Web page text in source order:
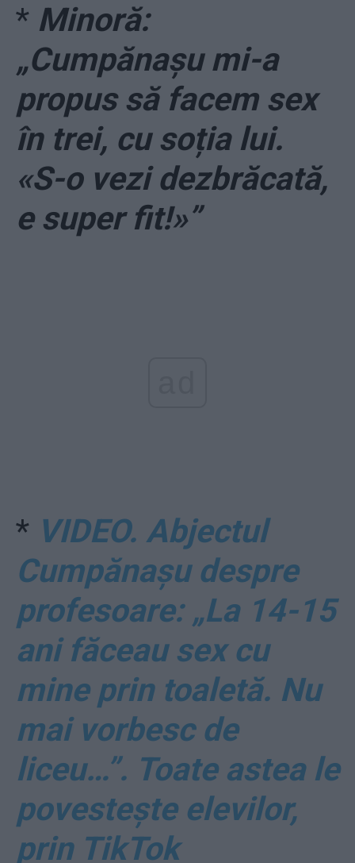
* Minoră:
„Cumpănașu mi-a
propus să facem sex
în trei, cu soția lui.
«S-o vezi dezbrăcată,
e super fit!»”
* VIDEO. Abjectul
Cumpănașu despre
profesoare: „La 14-15
ani făceau sex cu
mine prin toaletă. Nu
mai vorbesc de
liceu…”. Toate astea le
povestește elevilor,
prin TikTok